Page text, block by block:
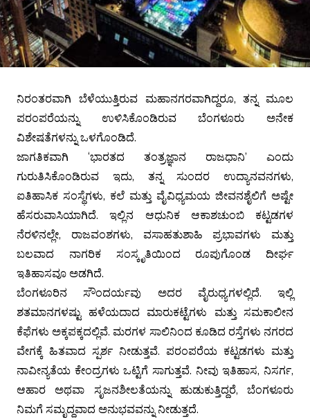
ನಿರಂತರವಾಗಿ ಬೆಳೆಯುತ್ತಿರುವ ಮಹಾನಗರವಾಗಿದ್ದರೂ, ತನ್ನ ಮೂಲ
ಪರಂಪರೆಯನ್ನು ಉಳಿಸಿಕೊಂಡಿರುವ ಬೆಂಗಳೂರು ಅನೇಕ
ವಿಶೇಷತೆಗಳನ್ನು ಒಳಗೊಂಡಿದೆ.
ಜಾಗತಿಕವಾಗಿ ‘ಭಾರತದ ತಂತ್ರಜ್ಞಾನ ರಾಜಧಾನಿ’ ಎಂದು
ಗುರುತಿಸಿಕೊಂಡಿರುವ ಇದು, ತನ್ನ ಸುಂದರ ಉದ್ಯಾನವನಗಳು,
ಐತಿಹಾಸಿಕ ಸಂಸ್ಥೆಗಳು, ಕಲೆ ಮತ್ತು ವೈವಿಧ್ಯಮಯ ಜೀವನಶೈಲಿಗೆ ಅಷ್ಟೇ
ಹೆಸರುವಾಸಿಯಾಗಿದೆ. ಇಲ್ಲಿನ ಆಧುನಿಕ ಆಕಾಶಚುಂಬಿ ಕಟ್ಟಡಗಳ
ನೆರಳಿನಲ್ಲೇ, ರಾಜವಂಶಗಳು, ವಸಾಹತುಶಾಹಿ ಪ್ರಭಾವಗಳು ಮತ್ತು
ಬಲವಾದ ನಾಗರಿಕ ಸಂಸ್ಕೃತಿಯಿಂದ ರೂಪುಗೊಂಡ ದೀರ್ಘ
ಇತಿಹಾಸವೂ ಅಡಗಿದೆ.
ಬೆಂಗಳೂರಿನ ಸೌಂದರ್ಯವು ಅದರ ವೈರುಧ್ಯಗಳಲ್ಲಿದೆ. ಇಲ್ಲಿ
ಶತಮಾನಗಳಷ್ಟು ಹಳೆಯದಾದ ಮಾರುಕಟ್ಟೆಗಳು ಮತ್ತು ಸಮಕಾಲೀನ
ಕೆಫೆಗಳು ಅಕ್ಕಪಕ್ಕದಲ್ಲಿವೆ. ಮರಗಳ ಸಾಲಿನಿಂದ ಕೂಡಿದ ರಸ್ತೆಗಳು ನಗರದ
ವೇಗಕ್ಕೆ ಹಿತವಾದ ಸ್ಪರ್ಶ ನೀಡುತ್ತವೆ. ಪರಂಪರೆಯ ಕಟ್ಟಡಗಳು ಮತ್ತು
ನಾವೀನ್ಯತೆಯ ಕೇಂದ್ರಗಳು ಒಟ್ಟಿಗೆ ಸಾಗುತ್ತವೆ. ನೀವು ಇತಿಹಾಸ, ನಿಸರ್ಗ,
ಆಹಾರ ಅಥವಾ ಸೃಜನಶೀಲತೆಯನ್ನು ಹುಡುಕುತ್ತಿದ್ದರೆ, ಬೆಂಗಳೂರು
ನಿಮಗೆ ಸಮೃದ್ಧವಾದ ಅನುಭವವನ್ನು ನೀಡುತ್ತದೆ.